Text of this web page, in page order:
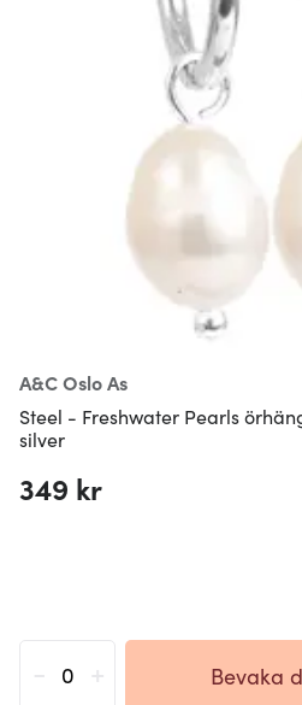
A&c Oslo As
Steel - Freshwater Pearls
silver
349 kr
Bevaka